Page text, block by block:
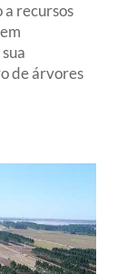
a recursos
de árvores